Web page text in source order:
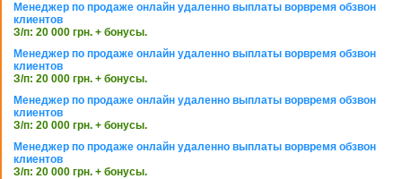
Менеджер по продаже онлайн удаленно выплаты ворвремя обзвон
клиентов
З/п: 20 000 грн. + бонусы.
Менеджер по продаже онлайн удаленно выплаты ворвремя обзвон
клиентов
З/п: 20 000 грн. + бонусы.
Менеджер по продаже онлайн удаленно выплаты ворвремя обзвон
клиентов
З/п: 20 000 грн. + бонусы.
Менеджер по продаже онлайн удаленно выплаты ворвремя обзвон
клиентов
З/п: 20 000 грн. + бонусы.